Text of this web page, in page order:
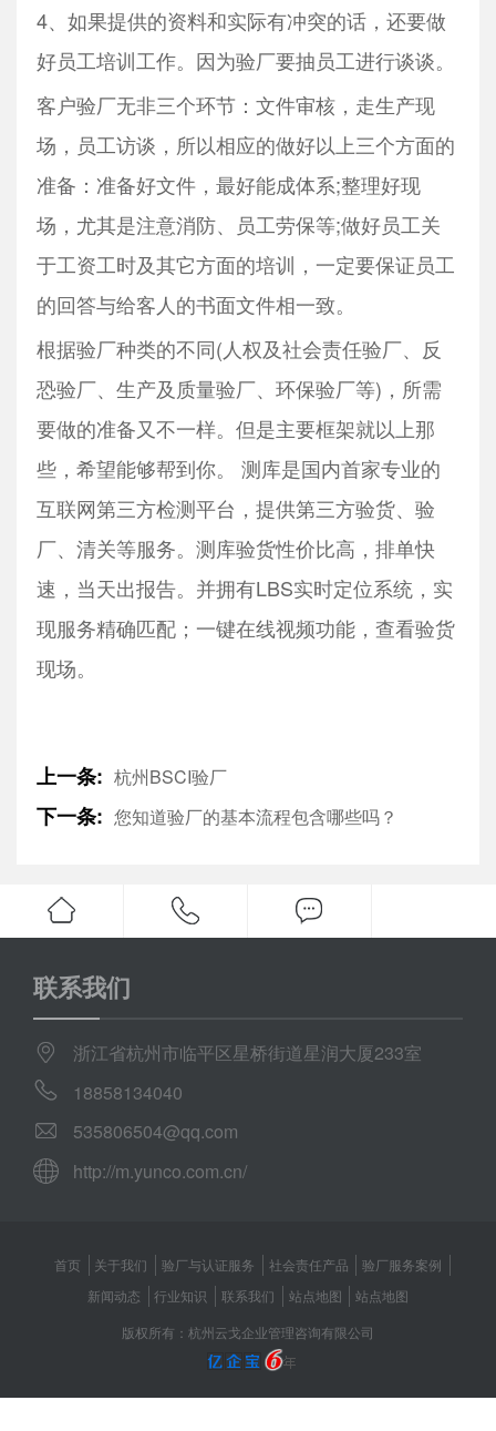
4、如果提供的资料和实际有冲突的话，还要做
好员工培训工作。因为验厂要抽员工进行谈谈。
客户验厂无非三个环节：文件审核，走生产现
场，员工访谈，所以相应的做好以上三个方面的
准备：准备好文件，最好能成体系;整理好现
场，尤其是注意消防、员工劳保等;做好员工关
于工资工时及其它方面的培训，一定要保证员工
的回答与给客人的书面文件相一致。
根据验厂种类的不同(人权及社会责任验厂、反
恐验厂、生产及质量验厂、环保验厂等)，所需
要做的准备又不一样。但是主要框架就以上那
些，希望能够帮到你。 测库是国内首家专业的
互联网第三方检测平台，提供第三方验货、验
厂、清关等服务。测库验货性价比高，排单快
速，当天出报告。并拥有LBS实时定位系统，实
现服务精确匹配；一键在线视频功能，查看验货
现场。
上一条: 杭州BSCI验厂
下一条: 您知道验厂的基本流程包含哪些吗？
联系我们
浙江省杭州市临平区星桥街道星润大厦233室
18858134040
535806504@qq.com
http://m.yunco.com.cn/
首页 关于我们 验厂与认证服务 社会责任产品
验厂服务案例
新闻动态
行业知识 联系我们 站点地图
站点地图
版权所有：杭州云戈企业管理咨询有限公司